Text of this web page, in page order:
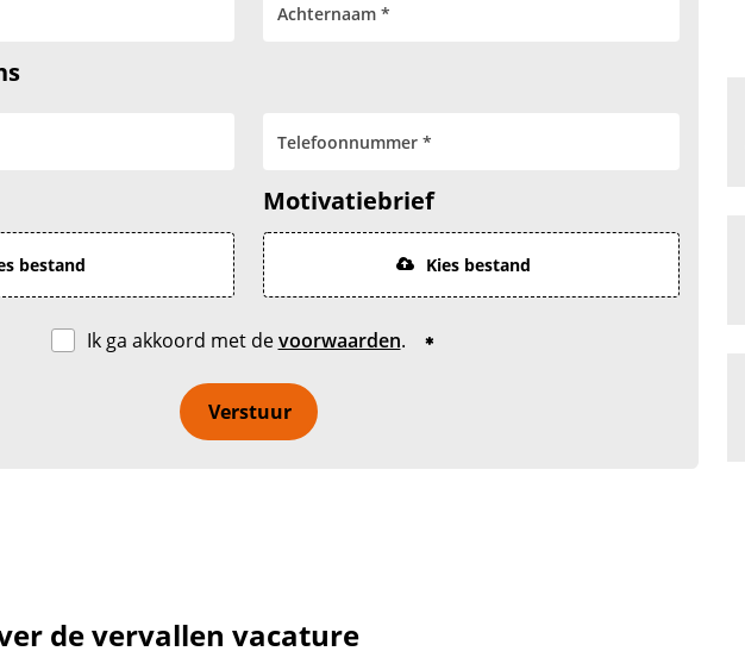
bestand
Motivatiebrief
Kies bestand
Ik ga akkoord met devoorwaarden.
Verstuur
de vervallen vacature